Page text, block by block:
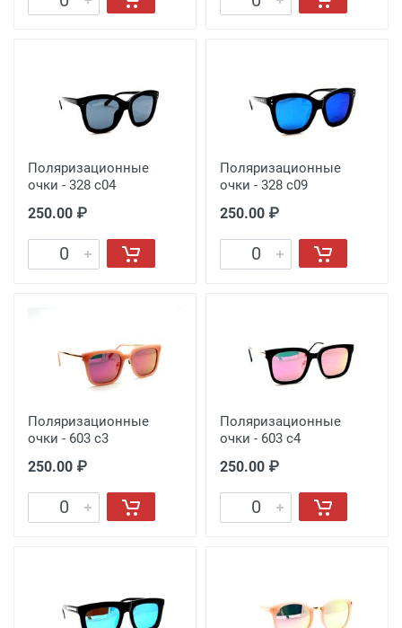
Поляризационные
очки - 328 с04
250.00 ₽
Поляризационные
очки - 328 с09
250.00 ₽
Поляризационные
очки - 603 с3
250.00 ₽
Поляризационные
очки - 603 с4
250.00 ₽